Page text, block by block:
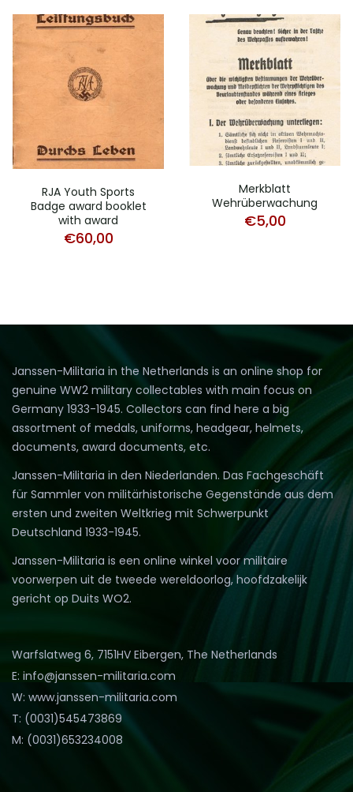
RJA Youth Sports
Badge award booklet
with award
€60,00
Merkblatt
Wehrüberwachung
€5,00
Janssen-Militaria in the Netherlands is an online shop for
genuine WW2 military collectables with main focus on
Germany 1933-1945. Collectors can find here a big
assortment of medals, uniforms, headgear, helmets,
documents, award documents, etc.
Janssen-Militaria in den Niederlanden. Das Fachgeschäft
für Sammler von militärhistorische Gegenstände aus dem
ersten und zweiten Weltkrieg mit Schwerpunkt
Deutschland 1933-1945.
Janssen-Militaria is een online winkel voor militaire
voorwerpen uit de tweede wereldoorlog, hoofdzakelijk
gericht op Duits WO2.
Warfslatweg 6, 7151HV Eibergen, The Netherlands
E: info@janssen-militaria.com
W: www.janssen-militaria.com
T: (0031)545473869
M: (0031)653234008